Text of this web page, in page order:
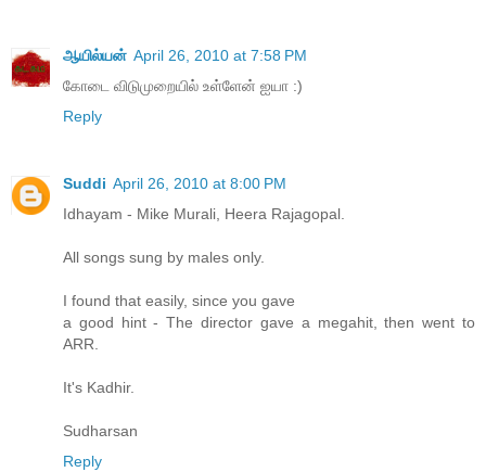
ஆயில்யன் April 26, 2010 at 7:58 PM
கோடை விடுமுறையில் உள்ளேன் ஐயா :)
Reply
Suddi April 26, 2010 at 8:00 PM
Idhayam - Mike Murali, Heera Rajagopal.
All songs sung by males only.
I found that easily, since you gave
a good hint - The director gave a megahit, then went to
ARR.
It's Kadhir.
Sudharsan
Reply